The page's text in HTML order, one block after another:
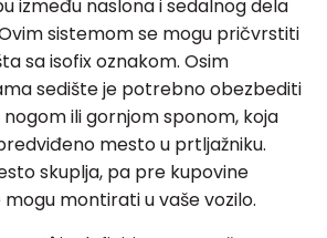
između naslona i sedalnog dela
sistemom se mogu pričvrstiti
sa isofix oznakom. Osim
sedište je potrebno obezbediti
ili gornjom sponom, koja
mesto u prtljažniku.
skuplja, pa pre kupovine
montirati u vaše vozilo.